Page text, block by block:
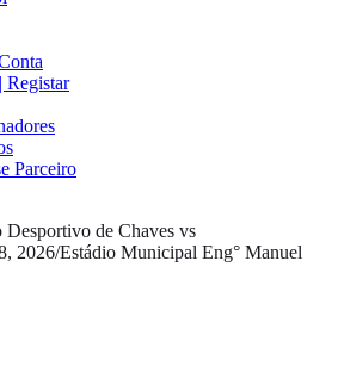
Registar
Parceiro
Desportivo de Chaves vs
2026/Estádio Municipal Eng° Manuel